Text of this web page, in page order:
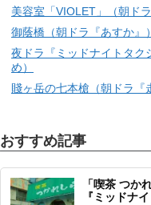
美容室「VIOLET」（朝ド
御蔭橋（朝ドラ『あすか』）
夜ドラ『ミッドナイトタク
め）
賤ヶ岳の七本槍（朝ドラ『
おすすめ記事
「喫茶 つか
『ミッドナ